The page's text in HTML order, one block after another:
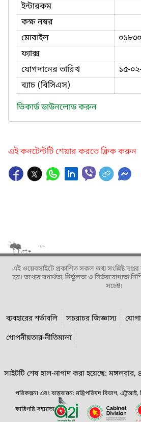
ইন্টারকম
কক্ষ নম্বর
মোবাইল
ফ্যাক্স
যোগদানের তারিখ
১৫-
ব্যাচ (বিসিএস)
ভিকার্ড ডাউনলোড করুন
এই কনটেন্টটি শেয়ার করতে ক্লিক করুন
এই ওয়েবসাইটে প্রকাশিত সকল তথ্য সংশ্লিষ্ট
হয়। তথ্যের যথার্থতা, নির্ভুলতা ও নির্ভরযোগ্যতা
সচেষ্ট।
ব্যবহারের শর্তাবলি সচরাচর জিজ্ঞাস্য
গোপনীয়তার-নীতিমালা
সাইটটি শেষ হাল-নাগাদ করা হয়েছে:
পরিকল্পনা এবং বাস্তবায়ন: মন্ত্রিপরিষদ বিভাগ,
কারিগরি সহায়তা